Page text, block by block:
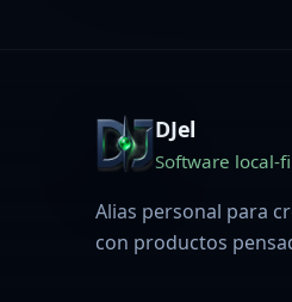
DJel
Software local-
Alias personal para
con productos